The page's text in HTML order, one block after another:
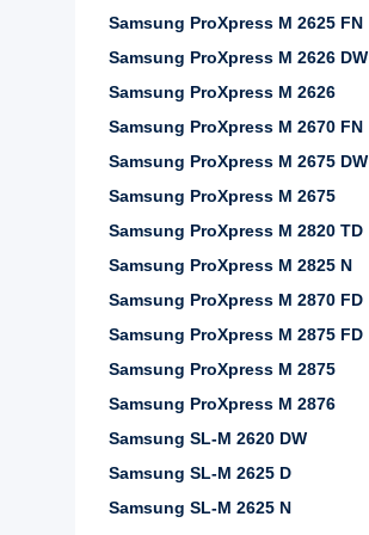
Samsung ProXpress M 2625 FN
Samsung ProXpress M 2626 DW
Samsung ProXpress M 2626
Samsung ProXpress M 2670 FN
Samsung ProXpress M 2675 DW
Samsung ProXpress M 2675
Samsung ProXpress M 2820 TD
Samsung ProXpress M 2825 N
Samsung ProXpress M 2870 FD
Samsung ProXpress M 2875 FD
Samsung ProXpress M 2875
Samsung ProXpress M 2876
Samsung SL-M 2620 DW
Samsung SL-M 2625 D
Samsung SL-M 2625 N